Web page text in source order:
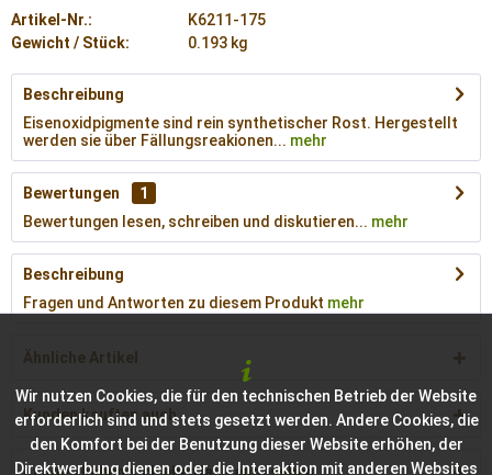
Artikel-Nr.:
K6211-175
Gewicht / Stück:
0.193 kg
Beschreibung
Eisenoxidpigmente sind rein synthetischer Rost. Hergestellt
werden sie über Fällungsreakionen... mehr
Bewertungen
1
Bewertungen lesen, schreiben und diskutieren... mehr
Beschreibung
Fragen und Antworten zu diesem Produkt mehr
Ähnliche Artikel
Kunden kauften auch
Wir nutzen Cookies, die für den technischen Betrieb der Website
erforderlich sind und stets gesetzt werden. Andere Cookies, die
den Komfort bei der Benutzung dieser Website erhöhen, der
Direktwerbung dienen oder die Interaktion mit anderen Websites